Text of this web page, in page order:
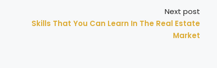
Next post
Skills That You Can Learn In The Real Estate
Market